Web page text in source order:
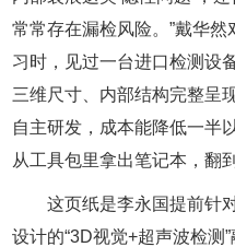
常常存在漏检风险。”戴华
习时，见过一台进口检测设
三维尺寸、内部结构完整呈
自主研发，成本能降低一半
从工具包里拿出笔记本，翻
这页纸是李永国提前针
设计的“3D视觉+超声波检测